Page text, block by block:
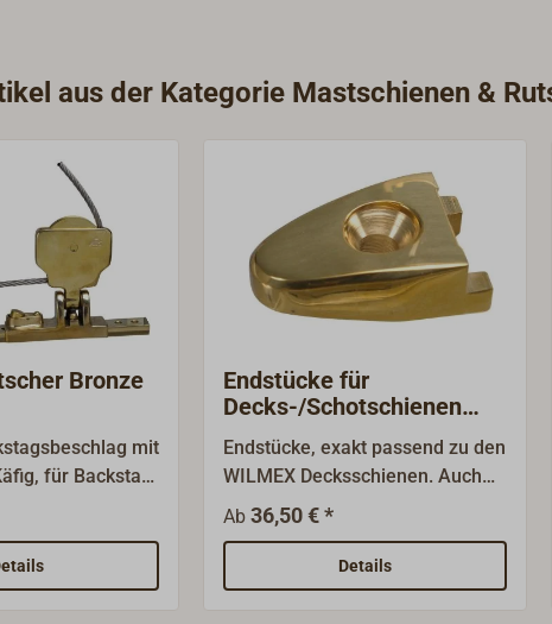
m lieferbar,
aus der Kategorie Mastschienen &
Bronze
mit
für Backstag-
Käfig und
polierter
Druckstopper.
Endstücke für
Decks-/Schotschienen
WILMEX
Endstücke, exakt passend zu den
WILMEX Decksschienen. Auch
passend für unsere leichten
Decksschienen aus Messing.Aus
polierter Gussbronze.
Ab 36,50 € *
Details